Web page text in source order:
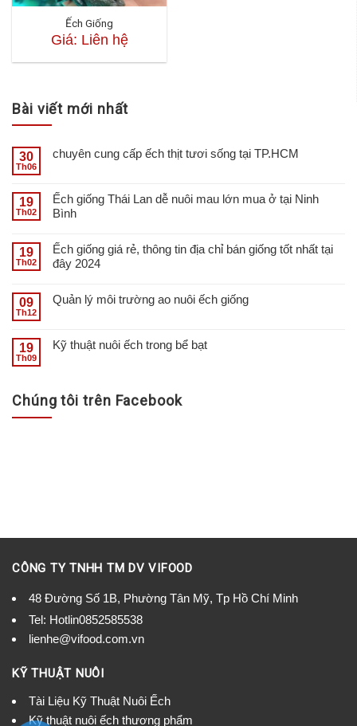
Ếch Giống
Giá: Liên hệ
Bài viết mới nhất
30
Th06
chuyên cung cấp ếch thịt tươi sống tại TP.HCM
19
Th02
Ếch giống Thái Lan dễ nuôi mau lớn mua ở tại Ninh
Bình
19
Th02
Ếch giống giá rẻ, thông tin địa chỉ bán giống tốt nhất tại
đây 2024
09
Th12
Quản lý môi trường ao nuôi ếch giống
19
Th09
Kỹ thuật nuôi ếch trong bể bạt
Chúng tôi trên Facebook
CÔNG TY TNHH TM DV VIFOOD
48 Đường Số 1B, Phường Tân Mỹ, Tp Hồ Chí Minh
Tel: Hotlin0852585538
lienhe@vifood.com.vn
KỸ THUẬT NUÔI
Tài Liệu Kỹ Thuật Nuôi Ếch
Kỹ thuật nuôi ếch thương phẩm